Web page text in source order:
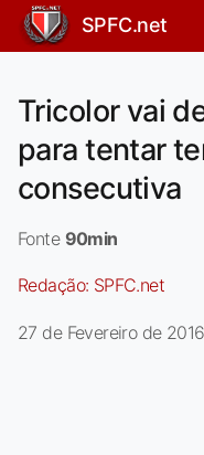
SPFC.net
Tricolor vai
para tentar
consecutiva
Fonte 90min
Redação: SPFC.net
27 de Fevereiro de 2016